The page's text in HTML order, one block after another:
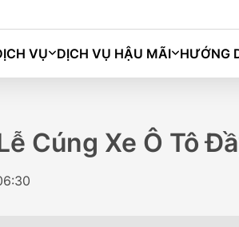
VỤ DỊCH VỤ HẬU MÃI HƯỚNG
Bingo
Cúng Xe Ô Tô